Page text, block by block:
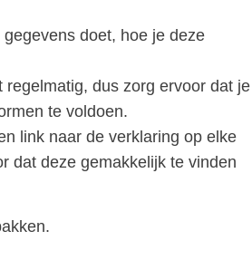
doet, hoe je deze
dus zorg ervoor dat je
te voldoen.
link naar de verklaring op elke
dat deze gemakkelijk te vinden